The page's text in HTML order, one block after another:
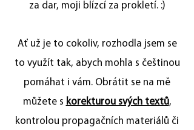
za dar, moji blízcí za prokletí. :)
Ať už je to cokoliv, rozhodla jsem se
to využít tak, abych mohla s češtinou
pomáhat i vám. Obrátit se na mě
můžete s korekturou svých textů,
kontrolou propagačních materiálů či